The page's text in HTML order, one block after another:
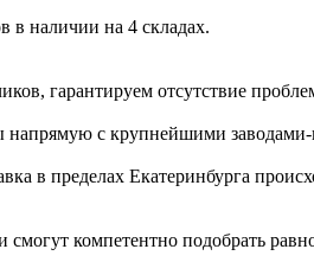
в наличии на 4 складах.
гарантируем отсутствие
с крупнейшими заводами-
в пределах Екатеринбурга
компетентно подобрать